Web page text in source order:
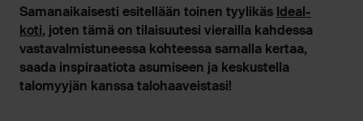
Samanaikaisesti esitellään toinen tyylikäs Ideal-
koti, joten tämä on tilaisuutesi vierailla kahdessa
vastavalmistuneessa kohteessa samalla kertaa,
saada inspiraatiota asumiseen ja keskustella
talomyyjän kanssa talohaaveistasi!